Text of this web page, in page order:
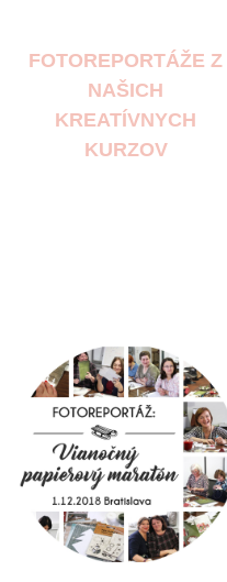
FOTOREPORTÁŽE Z
NAŠICH
KREATÍVNYCH
KURZOV